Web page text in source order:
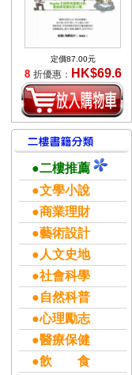
定價87.00元
8 折優惠： HK$69.6
●二樓推薦
●文學小說
●商業理財
●藝術設計
●人文史地
●社會科學
●自然科普
●心理勵志
●醫療保健
●飲 食